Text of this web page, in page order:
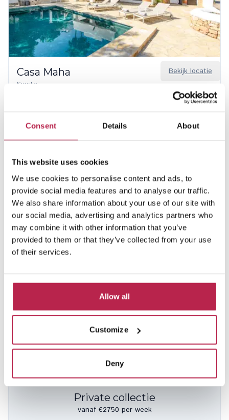
Consent Details About
This website uses cookies
We use cookies to personalise content and ads, to
provide social media features and to analyse our traffic.
We also share information about your use of our site with
our social media, advertising and analytics partners who
may combine it with other information that you’ve
provided to them or that they’ve collected from your use
of their services.
Allow all
Customize
Deny
Bekijk locatie
Casa Maha
Siësta
10% korting van 19 sep. – 18 okt. 2026
€ 6.000,00 per week
Private collectie
vanaf €2750 per week